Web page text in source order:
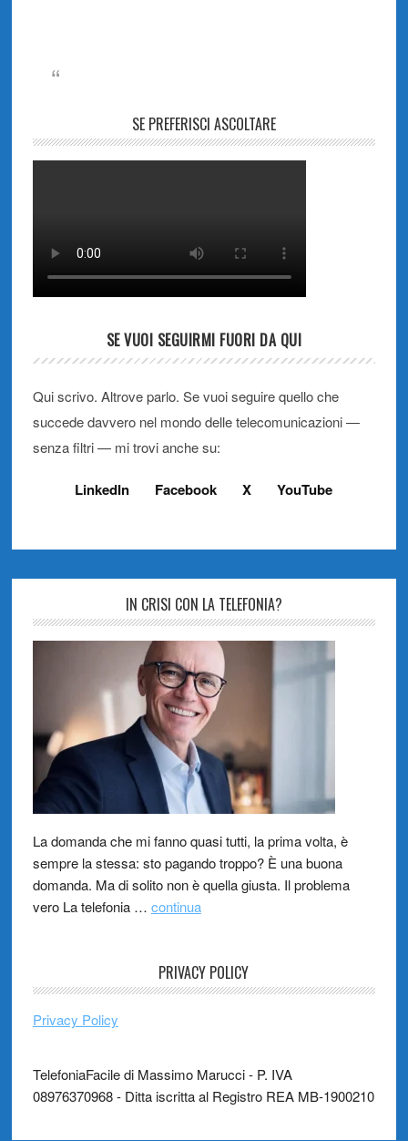
SE PREFERISCI ASCOLTARE
SE VUOI SEGUIRMI FUORI DA QUI
Qui scrivo. Altrove parlo. Se vuoi seguire quello che
succede davvero nel mondo delle telecomunicazioni —
senza filtri — mi trovi anche su:
LinkedIn Facebook X YouTube
IN CRISI CON LA TELEFONIA?
La domanda che mi fanno quasi tutti, la prima volta, è
sempre la stessa: sto pagando troppo? È una buona
domanda. Ma di solito non è quella giusta. Il problema
vero La telefonia … continua
PRIVACY POLICY
Privacy Policy
TelefoniaFacile di Massimo Marucci - P. IVA
08976370968 - Ditta iscritta al Registro REA MB-1900210